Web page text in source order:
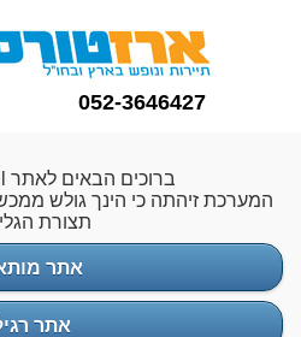
052-3646427
ברוכים הבאים לאתר ereztours.co.il
המערכת זיהתה כי הינך גולש
תצורת
אתר
אתר